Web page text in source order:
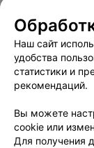
Вам будет
Brazilian
Наш сайт
удобства
статистики и
рекомендаций.
Вы можете
cookie или
Для получения